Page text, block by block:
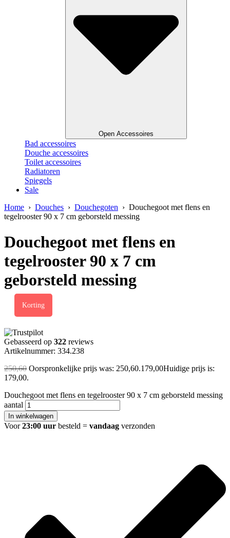
Open Accessoires
Bad accessoires
Douche accessoires
Toilet accessoires
Radiatoren
Spiegels
Sale
Home › Douches › Douchegoten › Douchegoot met flens en
tegelrooster 90 x 7 cm geborsteld messing
Douchegoot met flens en
tegelrooster 90 x 7 cm
geborsteld messing
Korting
Gebasseerd op 322 reviews
Artikelnummer: 334.238
250,60 Oorspronkelijke prijs was: 250,60.179,00Huidige prijs is:
179,00.
Douchegoot met flens en tegelrooster 90 x 7 cm geborsteld messing
aantal
In winkelwagen
Voor23:00 uur besteld = vandaag verzonden